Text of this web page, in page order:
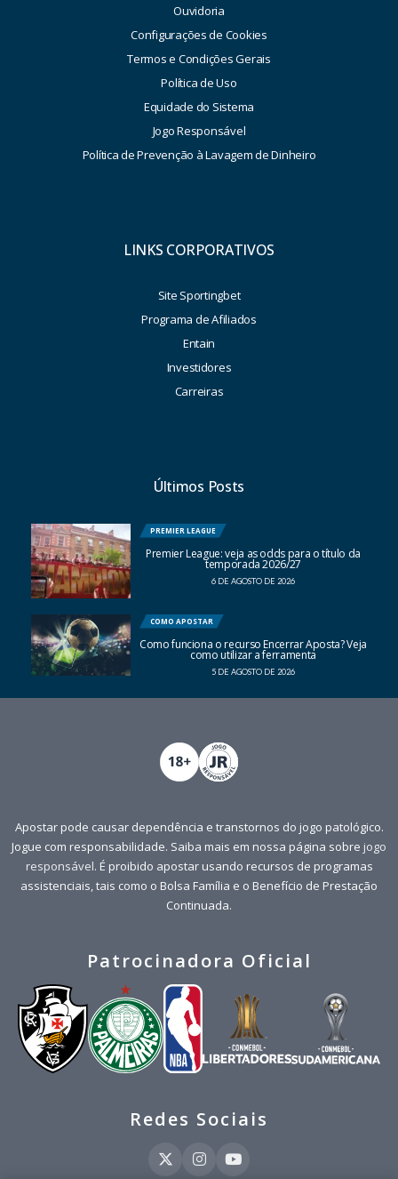
Ouvidoria
Configurações de Cookies
Termos e Condições Gerais
Política de Uso
Equidade do Sistema
Jogo Responsável
Política de Prevenção à Lavagem de Dinheiro
LINKS CORPORATIVOS
Site Sportingbet
Programa de Afiliados
Entain
Investidores
Carreiras
Últimos Posts
PREMIER LEAGUE
Premier League: veja as odds para o título da
temporada 2026/27
6 DE AGOSTO DE 2026
COMO APOSTAR
Como funciona o recurso Encerrar Aposta? Veja
como utilizar a ferramenta
5 DE AGOSTO DE 2026
Apostar pode causar dependência e transtornos do jogo patológico.
Jogue com responsabilidade. Saiba mais em nossa página sobre jogo
responsável. É proibido apostar usando recursos de programas
assistenciais, tais como o Bolsa Família e o Benefício de Prestação
Continuada.
Patrocinadora Oficial
Redes Sociais